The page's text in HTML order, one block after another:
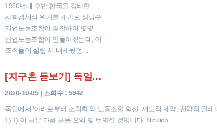
1990년대 후반 한국을 강타한
사회경제적 위기를 계기로 상당수
기업노동조합이 결합하여 몇몇
산업노동조합이 만들어졌는데, 이
조직들이 설립 시 내세웠던…
[지구촌 돋보기] 독일에서 ‘아래로부터 조직화’와 노동조합 혁신: 제도적 제약, 전략적 딜레마, 그리고 조직…
2020-10-05 | 조회수 : 5942
독일에서 ‘아래로부터 조직화’와 노동조합 혁신: 제도적 제약, 전략적 딜
1) 1) 이 글은 다음 글을 요약 및 번역한 것입니다. Nicklich…